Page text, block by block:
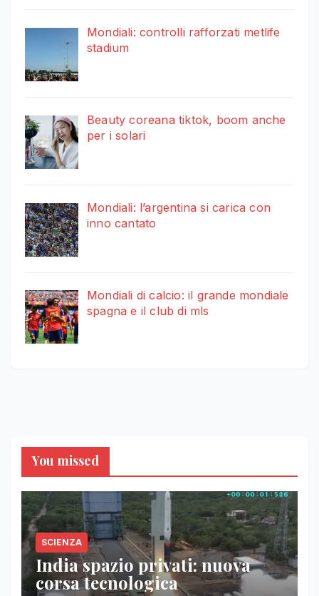
Mondiali: controlli rafforzati metlife
stadium
Beauty coreana tiktok, boom anche
per i solari
Mondiali: l’argentina si carica con
inno cantato
Mondiali di calcio: il grande mondiale
spagna e il club di mls
You missed
SCIENZA
India spazio privati: nuova
corsa tecnologica